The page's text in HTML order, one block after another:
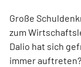
Große
zum
Dalio hat sich
immer